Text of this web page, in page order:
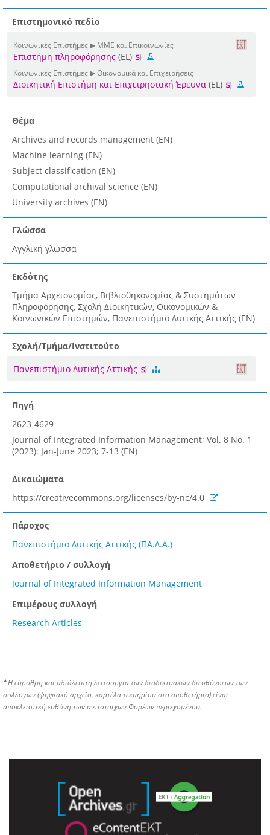
Επιστημονικό πεδίο
Κοινωνικές Επιστήμες ▶ ΜΜΕ και Επικοινωνίες
Επιστήμη πληροφόρησης (EL)
Κοινωνικές Επιστήμες ▶ Οικονομικά και Επιχειρήσεις
Διοικητική Επιστήμη και Επιχειρησιακή Έρευνα (EL)
Θέμα
Archives and records management (EN)
Machine learning (EN)
Subject classification (EN)
Computational archival science (EN)
University archives (EN)
Γλώσσα
Αγγλική γλώσσα
Εκδότης
Τμήμα Αρχειονομίας, Βιβλιοθηκονομίας & Συστημάτων
Πληροφόρησης, Σχολή Διοικητικών, Οικονομικών &
Κοινωνικών Επιστημών, Πανεπιστήμιο Δυτικής Αττικής (EN)
Σχολή/Τμήμα/Ινστιτούτο
Πανεπιστήμιο Δυτικής Αττικής
Πηγή
2623-4629
Journal of Integrated Information Management; Vol. 8 No. 1
(2023): Jan-June 2023; 7-13 (EN)
Δικαιώματα
https://creativecommons.org/licenses/by-nc/4.0
Πάροχος
Πανεπιστήμιο Δυτικής Αττικής (ΠΑ.Δ.Α.)
Αποθετήριο / συλλογή
Journal of Integrated Information Management
Επιμέρους συλλογή
Research Articles
*Η εύρυθμη και αδιάλειπτη λειτουργία των διαδικτυακών διευθύνσεων των
συλλογών (ψηφιακό αρχείο, καρτέλα τεκμηρίου στο αποθετήριο) είναι
αποκλειστική ευθύνη των αντίστοιχων Φορέων περιεχομένου.